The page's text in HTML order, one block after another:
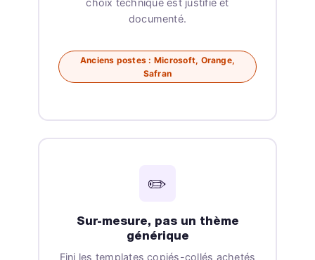
choix technique est justifié et
documenté.
Anciens postes : Microsoft, Orange,
Safran
✏️
Sur-mesure, pas un thème
générique
Fini les templates copiés-collés achetés